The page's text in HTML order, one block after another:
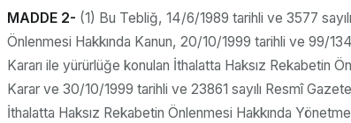
MADDE 2- (1) Bu Tebliğ, 14/6/1989 tarihli ve 3577
Önlenmesi Hakkında Kanun, 20/10/1999 tarihli ve 99/
Kararı ile yürürlüğe konulan İthalatta Haksız Rekabetin
Karar ve 30/10/1999 tarihli ve 23861 sayılı Resmî
İthalatta Haksız Rekabetin Önlenmesi Hakkında